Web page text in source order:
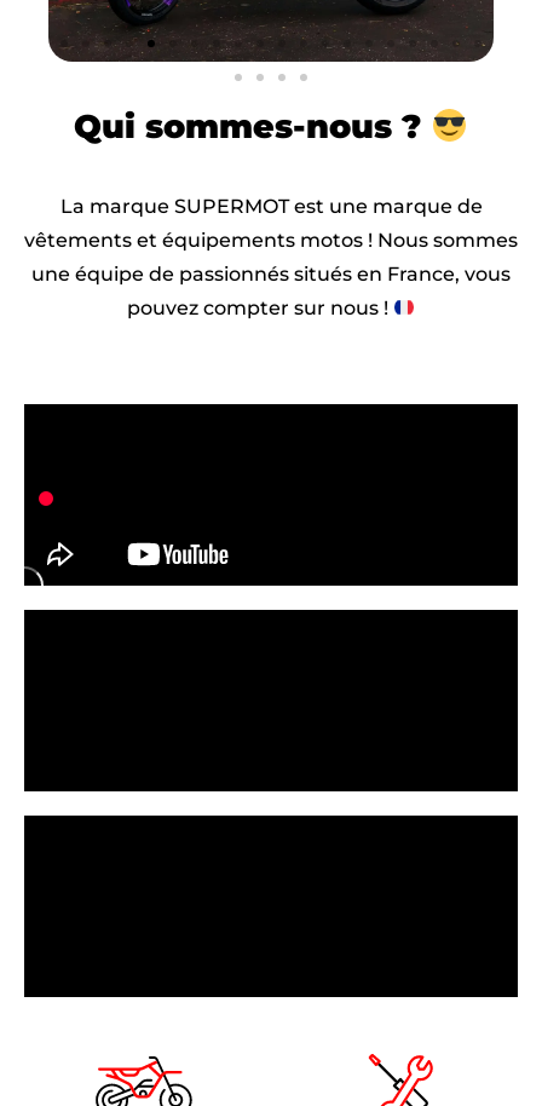
Quisommes-nous ?
La marque SUPERMOT est une marque de
vêtements et équipements motos ! Nous sommes
une équipe de passionnés situés en France, vous
pouvez compter sur nous !